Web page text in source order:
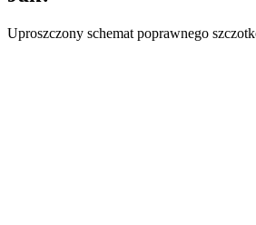
Uproszczony schemat poprawnego